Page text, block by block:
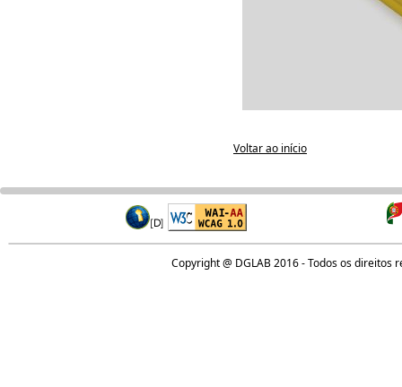
Voltar ao início
Copyright @ DGLAB 2016 - Todos os